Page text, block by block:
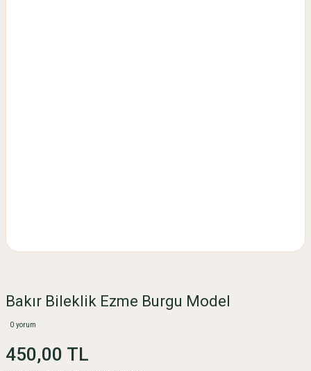
Bakır Bileklik Ezme Burgu Model
0 yorum
450,00 TL